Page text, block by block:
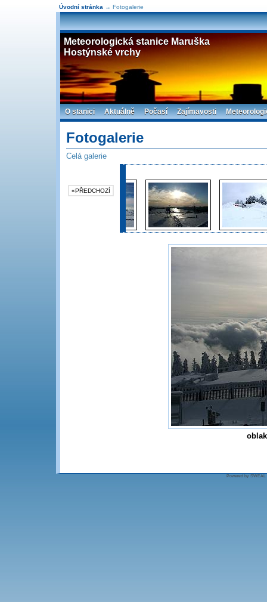
Úvodní stránka → Fotogalerie
Meteorologická stanice Maruška
Hostýnské vrchy
O stanici Aktuálně Počasí Zajímavosti
Fotogalerie
Celá galerie
«PŘEDCHOZÍ
Powered by